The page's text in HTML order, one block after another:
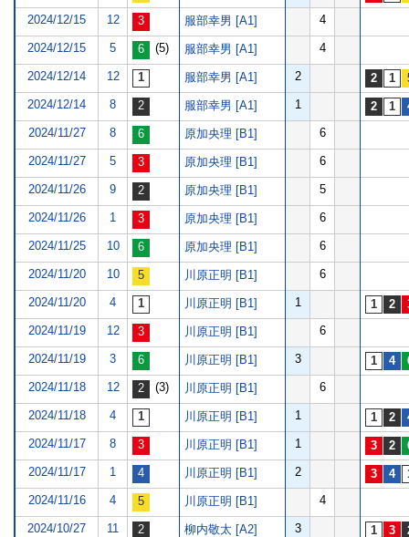
2024/12/15 12 服部幸男 [A1] 4
2024/12/15 5 (5) 服部幸男 [A1] 4
2024/12/14 12 服部幸男 [A1] 2
2024/12/14 8 服部幸男 [A1] 1
2024/11/27 8 原加央理 [B1] 6
2024/11/27 5 原加央理 [B1] 6
2024/11/26 9 原加央理 [B1] 5
2024/11/26 1 原加央理 [B1] 6
2024/11/25 10 原加央理 [B1] 6
2024/11/20 10 川原正明 [B1] 6
2024/11/20 4 川原正明 [B1] 1
2024/11/19 12 川原正明 [B1] 6
2024/11/19 3 川原正明 [B1] 3
2024/11/18 12 (3) 川原正明 [B1] 6
2024/11/18 4 川原正明 [B1] 1
2024/11/17 8 川原正明 [B1] 1
2024/11/17 1 川原正明 [B1] 2
2024/11/16 4 川原正明 [B1] 4
2024/10/27 11 柳内敬太 [A2] 3